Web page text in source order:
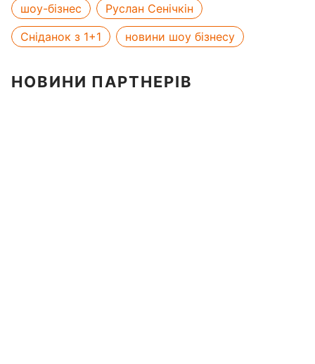
шоу-бізнес
Руслан Сенічкін
Сніданок з 1+1
новини шоу бізнесу
НОВИНИ ПАРТНЕРІВ